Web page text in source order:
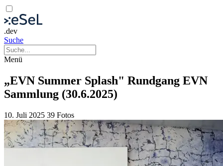
.dev
Suche
Menü
„EVN Summer Splash" Rundgang EVN
Sammlung (30.6.2025)
10. Juli 2025 39 Fotos